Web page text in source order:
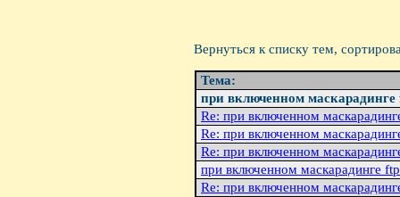
Вернуться к списку тем,
Тема:
при включенном
Re: при включенном
Re: при включенном
Re: при включенном
при включенном маскарадинге
Re: при включенном